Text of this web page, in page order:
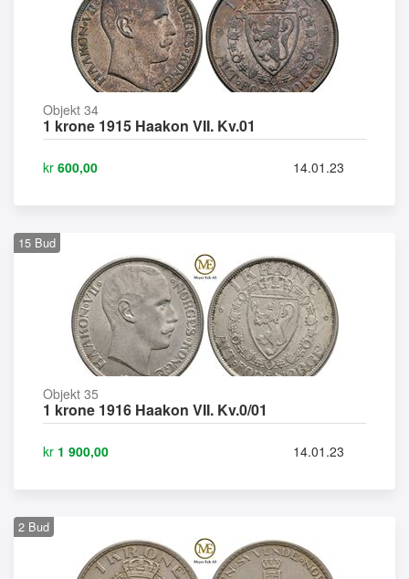
Objekt 34
1 krone 1915 Haakon VII. Kv.01
kr 600,00 14.01.23
15 Bud
Objekt 35
1 krone 1916 Haakon VII. Kv.0/01
kr 1 900,00 14.01.23
2 Bud